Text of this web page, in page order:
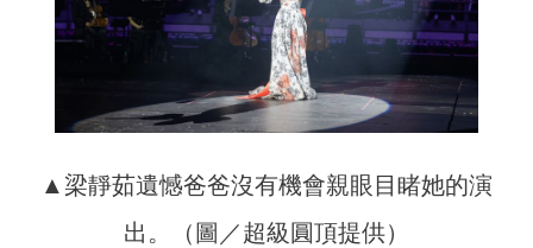
▲梁靜茹遺憾爸爸沒有機會親眼目睹她的演
出。（圖／超級圓頂提供）